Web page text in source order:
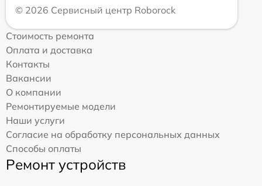
© 2026 Сервисный центр Roborock
Стоимость ремонта
Оплата и доставка
Контакты
Вакансии
О компании
Ремонтируемые модели
Наши услуги
Согласие на обработку персональных данных
Способы оплаты
Ремонт устройств